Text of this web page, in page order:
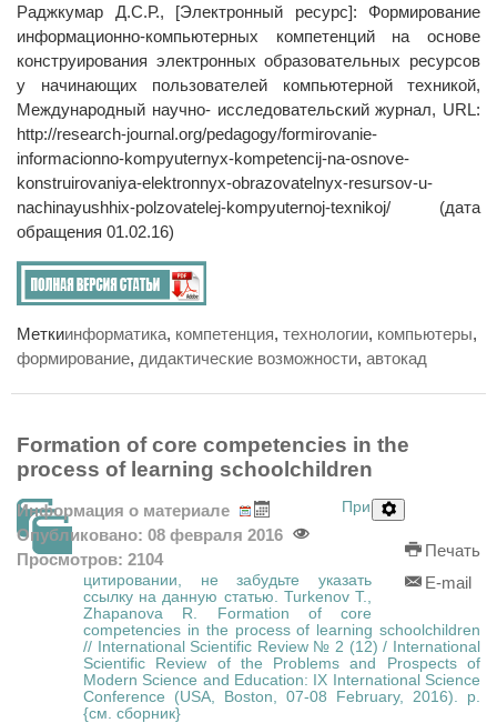
Раджкумар Д.С.Р., [Электронный ресурс]: Формирование
информационно-компьютерных компетенций на основе
конструирования электронных образовательных ресурсов
у начинающих пользователей компьютерной техникой,
Международный научно- исследовательский журнал, URL:
http://research-journal.org/pedagogy/formirovanie-
informacionno-kompyuternyx-kompetencij-na-osnove-
konstruirovaniya-elektronnyx-obrazovatelnyx-resursov-u-
nachinayushhix-polzovatelej-kompyuternoj-texnikoj/ (дата
обращения 01.02.16)
Меткиинформатика, компетенция, технологии, компьютеры,
формирование, дидактические возможности, автокад
Formation of core competencies in the
process of learning schoolchildren
Печать
E-mail
Информация о материале
Опубликовано: 08 февраля 2016
Просмотров: 2104
При
цитировании, не забудьте указать
ссылку на данную статью. Turkenov T.,
Zhapanova R. Formation of core
competencies in the process of learning schoolchildren
// International Scientific Review № 2 (12) / International
Scientific Review of the Problems and Prospects of
Modern Science and Education: IX International Science
Conference (USA, Boston, 07-08 February, 2016). p.
{см. сборник}